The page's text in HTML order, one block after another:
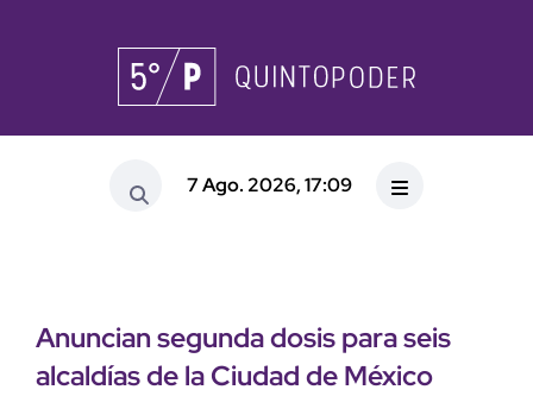
7 Ago. 2026, 17:09
Anuncian segunda dosis para seis
alcaldías de la Ciudad de México